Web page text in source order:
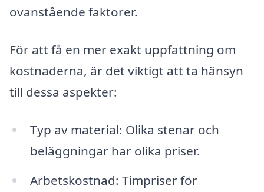
ovanstående faktorer.
För att få en mer exakt uppfattning om
kostnaderna, är det viktigt att ta hänsyn
till dessa aspekter:
Typ av material: Olika stenar och
beläggningar har olika priser.
Arbetskostnad: Timpriser för